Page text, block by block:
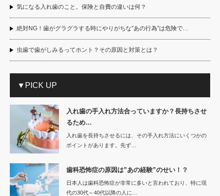
気になる入れ歯のこと。保険と自費の違いは何？
絶対NG！歯がグラグラする時にやりがちな”あの行為”は危険で…
虫歯で歯がしみるってホント？その原因と対策とは？
▼PICK UP
入れ歯の手入れ方法合っていますか？長持ちさせ
るため…
入れ歯を長持ちさせるには、その手入れ方法にいくつかの
ポイントがあります。先ず…
歯科恐怖症の原因は”あの経験”のせい！？
日本人は歯科恐怖症が非常に多いと言われており、特に現
代の30代～40代以降の人に…